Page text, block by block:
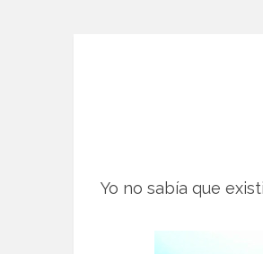
Yo no sabía que